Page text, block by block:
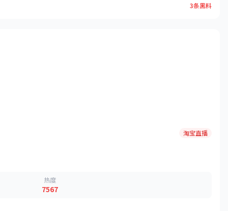
3条黑料
淘宝直播
热度
7567